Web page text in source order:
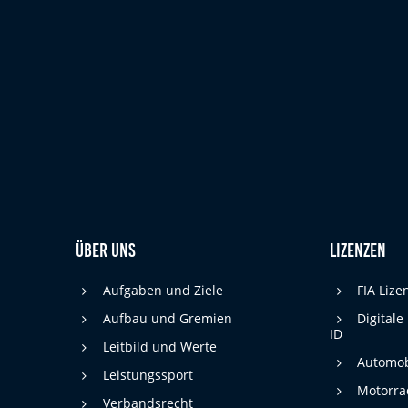
Über uns
Aufgaben und Ziele
Aufbau und Gremien
Leitbild und Werte
Leistungssport
Verbandsrecht
Lizenzen
FIA
Digitale
ID
einzelne Besucher persönlich identifiziert werden können.
Google Analytics
_gat, _ga, _gid
Google LLC
Diese Cookies dienen zur Erhebung von